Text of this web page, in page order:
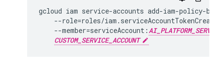
gcloud iam service-accounts add-iam-policy-
--role=roles/
--member=serviceAccount:
CUSTOM_SERVICE_ACCOUNT